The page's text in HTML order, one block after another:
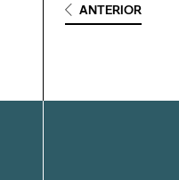
ANTERIOR